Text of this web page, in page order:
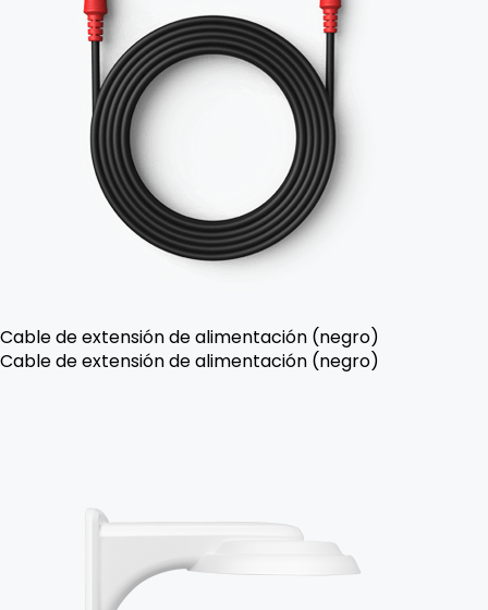
Cable de extensión de alimentación (negro)
Cable de extensión de alimentación (negro)